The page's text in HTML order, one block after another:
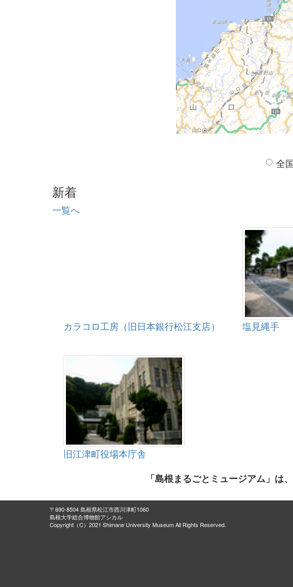
全
新着
一覧へ
カラコロ工房（旧日本銀行松江支店） 塩見縄手
旧江津町役場本庁舎
「島根まるごとミュージアム」は
〒690-8504 島根県松江市西川津町1060
島根大学総合博物館アシカル
Copyright（C）2021 Shimane University Museum All Rights Reserved.